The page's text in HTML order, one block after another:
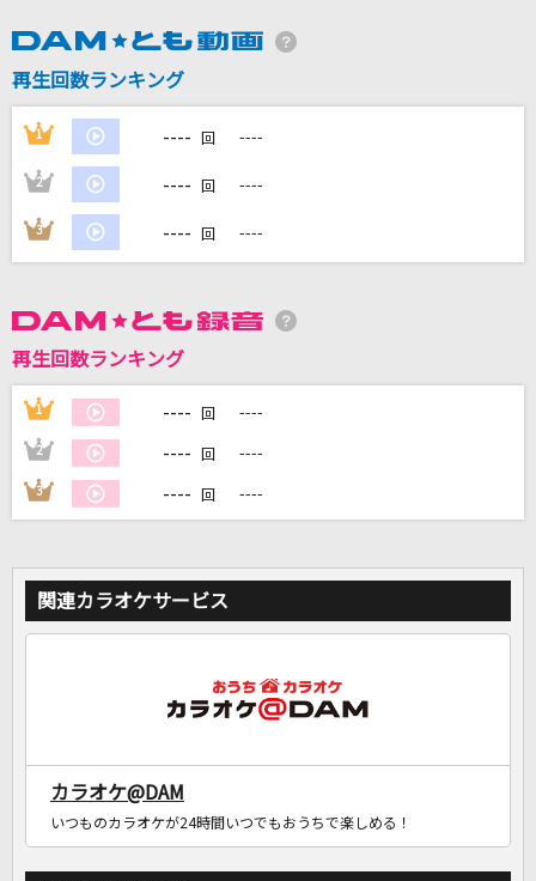
[生音]ラブ・ストーリーは突然に
DAMの新曲・ランキングなど
カラオケをもっと楽しもう！
自宅でカラオケ歌い放題！
家族や友達と一緒に！練習にも！
再生回数ランキング
1 ---- 回 ----
2 ---- 回 ----
3 ---- 回 ----
再生回数ランキング
1 ---- 回 ----
2 ---- 回 ----
3 ---- 回 ----
関連カラオケサービス
カラオケ@DAM
いつものカラオケが24時間いつでもおうちで楽しめる！